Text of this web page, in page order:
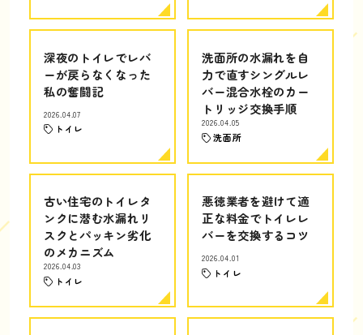
深夜のトイレでレバ
ーが戻らなくなった
私の奮闘記
2026.04.07
トイレ
洗面所の水漏れを自
力で直すシングルレ
バー混合水栓のカー
トリッジ交換手順
2026.04.05
洗面所
古い住宅のトイレタ
ンクに潜む水漏れリ
スクとパッキン劣化
のメカニズム
2026.04.03
トイレ
悪徳業者を避けて適
正な料金でトイレレ
バーを交換するコツ
2026.04.01
トイレ